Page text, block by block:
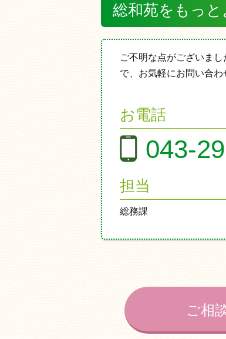
総和苑をもっ
ご不明な点がございま
で、お気軽にお問い合わ
お電話
043-
担当
総務課
ご相